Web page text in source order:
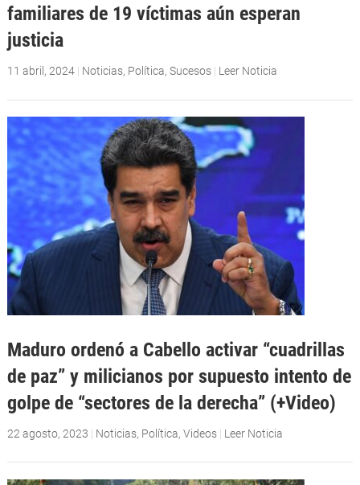
familiares de 19 víctimas aún esperan
justicia
11 abril, 2024| Noticias, Política, Sucesos | Leer Noticia
Maduro ordenó a Cabello activar “cuadrillas
de paz” y milicianos por supuesto intento de
golpe de “sectores de la derecha” (+Video)
22 agosto, 2023 | Noticias, Política, Videos | Leer Noticia